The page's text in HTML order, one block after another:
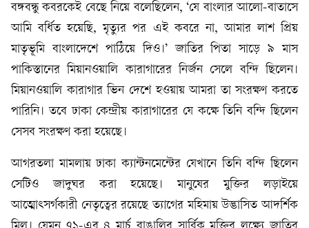
বঙ্গবন্ধু কবরকেই বেছে নিয়ে বলেছিলেন, ‘যে বাংলার আলো-বাতাসে
আমি বর্ধিত হয়েছি, মৃত্যুর পর এই কবরে না, আমার লাশ প্রিয়
মাতৃভূমি বাংলাদেশে পাঠিয়ে দিও।’ জাতির পিতা সাড়ে ৯ মাস
পাকিস্তানের মিয়ানওয়ালি কারাগারের নির্জন সেলে বন্দি ছিলেন।
মিয়ানওয়ালি কারাগার ভিন দেশে হওয়ায় আমরা তা সংরক্ষণ করতে
পারিনি। তবে ঢাকা কেন্দ্রীয় কারাগারের যে কক্ষে তিনি বন্দি ছিলেন
সেসব সংরক্ষণ করা হয়েছে।
আগরতলা মামলায় ঢাকা ক্যান্টনমেন্টের যেখানে তিনি বন্দি ছিলেন
সেটিও জাদুঘর করা হয়েছে। মানুষের মুক্তির লড়াইয়ে
আত্মোৎসর্গকারী নেতৃত্বের রয়েছে ত্যাগের মহিমায় উদ্ভাসিত আদর্শিক